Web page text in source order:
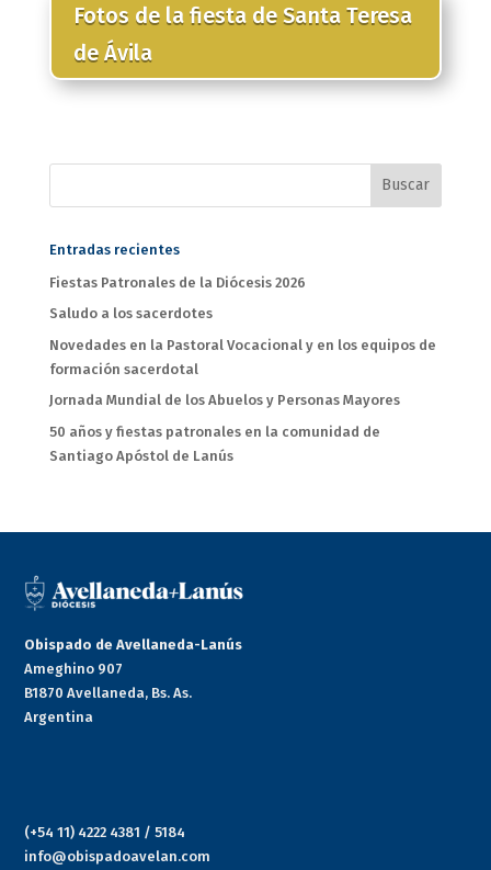
Fotos de la fiesta de Santa Teresa
de Ávila
Entradas recientes
Fiestas Patronales de la Diócesis 2026
Saludo a los sacerdotes
Novedades en la Pastoral Vocacional y en los equipos de
formación sacerdotal
Jornada Mundial de los Abuelos y Personas Mayores
50 años y fiestas patronales en la comunidad de
Santiago Apóstol de Lanús
Obispado de Avellaneda-Lanús
Ameghino 907
B1870 Avellaneda, Bs. As.
Argentina
(+54 11) 4222 4381 / 5184
info@obispadoavelan.com